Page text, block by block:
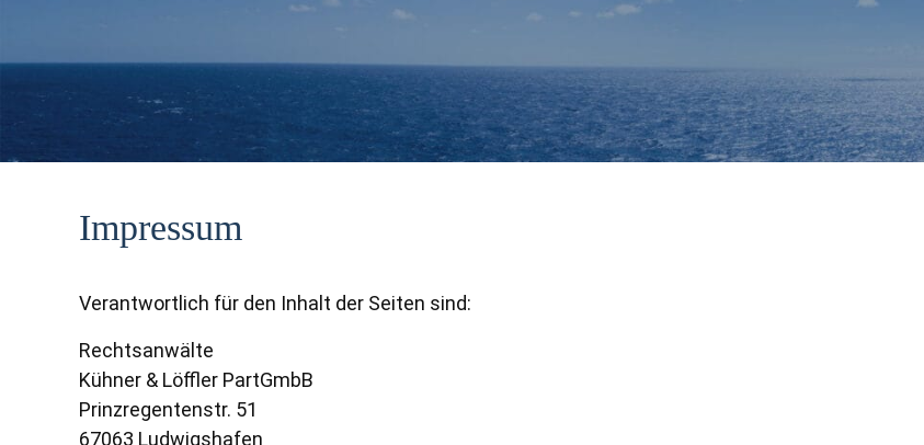
Impressum
Verantwortlich für den Inhalt der Seiten sind:
Rechtsanwälte
Kühner & Löffler PartGmbB
Prinzregentenstr. 51
67063 Ludwigshafen